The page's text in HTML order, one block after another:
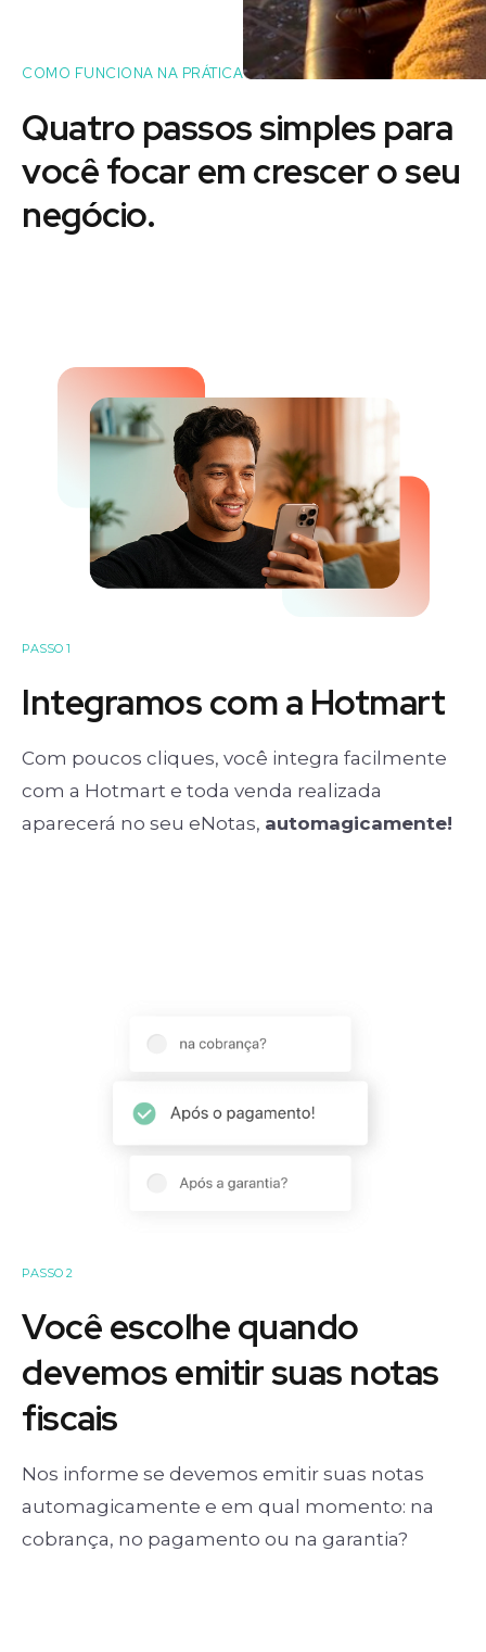
COMO FUNCIONA NA PRÁTICA
Quatro passos simples para
vocêfocarem crescer o seu
negócio.
PASSO 1
Integramos com a Hotmart
Com poucos cliques, você integra facilmente
com a Hotmart e toda venda realizada
aparecerá no seu eNotas, automagicamente!
PASSO 2
Você escolhe quando
devemos emitir suas notas
fiscais
Nos informe se devemos emitir suas notas
automagicamente e em qual momento: na
cobrança, no pagamento ou na garantia?